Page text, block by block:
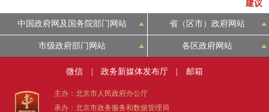
建议
中国政府网及国务院部门网站 省（区市）政府网站
市级政府部门网站 各区政府网站
微信 政务新媒体发布厅 邮箱
主办：北京市人民政府办公厅
承办：北京市政务服务和数据管理局